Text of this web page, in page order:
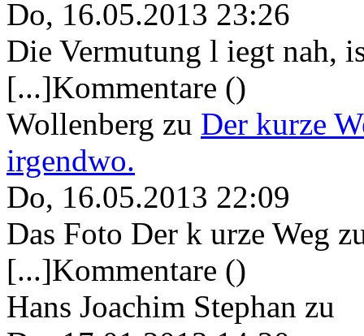
Do, 16.05.2013 23:26
Die Vermutung l iegt nah,
[...]Kommentare ()
Wollenberg zu Der kurze
irgendwo.
Do, 16.05.2013 22:09
Das Foto Der k urze Weg
[...]Kommentare ()
Hans Joachim Stephan zu